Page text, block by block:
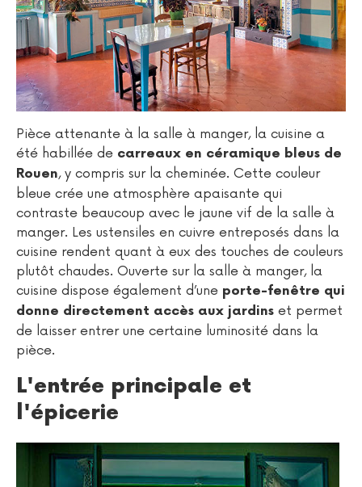
Pièce attenante à la salle à manger, la cuisine a
été habillée de carreaux en céramique bleus de
Rouen, y compris sur la cheminée. Cette couleur
bleue crée une atmosphère apaisante qui
contraste beaucoup avec le jaune vif de la salle à
manger. Les ustensiles en cuivre entreposés dans la
cuisine rendent quant à eux des touches de couleurs
plutôt chaudes. Ouverte sur la salle à manger, la
cuisine dispose également d’une porte-fenêtre qui
donne directement accès aux jardins et permet
de laisser entrer une certaine luminosité dans la
pièce.
L'entrée principale et
l'épicerie